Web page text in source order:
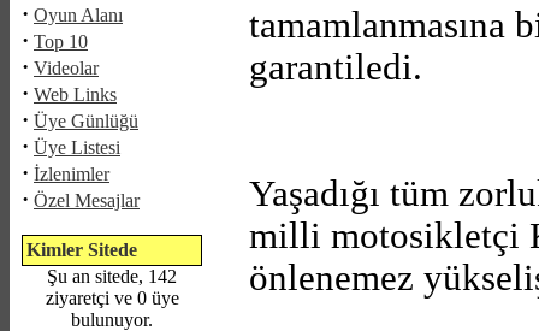
· Oyun Alanı
· Top 10
· Videolar
· Web Links
· Üye Günlüğü
· Üye Listesi
· İzlenimler
· Özel Mesajlar
Kimler Sitede
Şu an sitede, 142
ziyaretçi ve 0 üye
bulunuyor.
tamamlanmasına
garantiledi.
Yaşadığı tüm
milli motosikletçi
önlenemez